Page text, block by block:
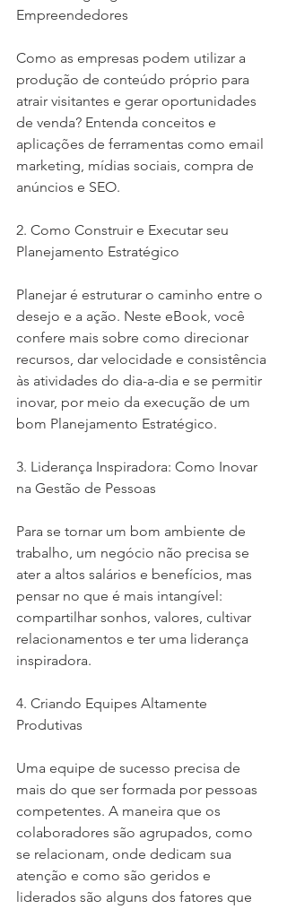
Empreendedores
Como as empresas podem utilizar a
produção de conteúdo próprio para
atrair visitantes e gerar oportunidades
de venda? Entenda conceitos e
aplicações de ferramentas como email
marketing, mídias sociais, compra de
anúncios e SEO.
2. Como Construir e Executar seu
Planejamento Estratégico
Planejar é estruturar o caminho entre o
desejo e a ação. Neste eBook, você
confere mais sobre como direcionar
recursos, dar velocidade e consistência
às atividades do dia-a-dia e se permitir
inovar, por meio da execução de um
bom Planejamento Estratégico.
3. Liderança Inspiradora: Como Inovar
na Gestão de Pessoas
Para se tornar um bom ambiente de
trabalho, um negócio não precisa se
ater a altos salários e benefícios, mas
pensar no que é mais intangível:
compartilhar sonhos, valores, cultivar
relacionamentos e ter uma liderança
inspiradora.
4. Criando Equipes Altamente
Produtivas
Uma equipe de sucesso precisa de
mais do que ser formada por pessoas
competentes. A maneira que os
colaboradores são agrupados, como
se relacionam, onde dedicam sua
atenção e como são geridos e
liderados são alguns dos fatores que